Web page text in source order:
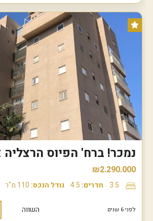
נמכר! ברח' הפיוס הרצליה
₪2.290.000
3.5 חדרים: 4.5 גודל הנכס: 110 מ"ר
לפני 6 שנים השווה